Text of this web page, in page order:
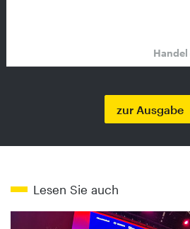
Handel
zur Ausgabe
Lesen Sie auch